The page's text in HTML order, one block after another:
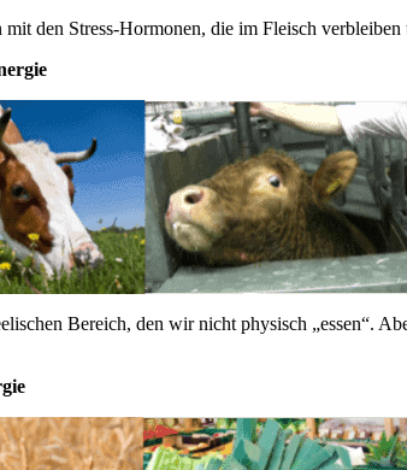
den Stress-Hormonen, die im Fleisch verbleiben
Bereich, den wir nicht physisch „essen“.